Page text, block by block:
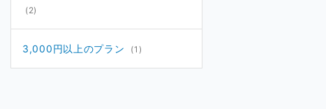
(2)
3,000円以上のプラン (1)